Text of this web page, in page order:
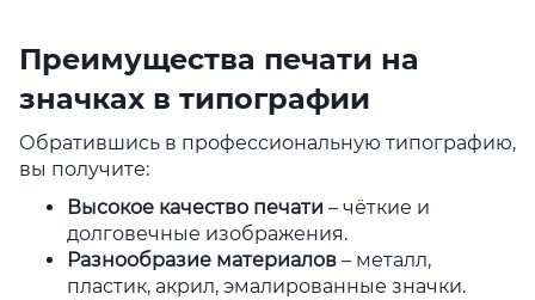
Преимущества печати на
значках в типографии
Обратившись в профессиональную типографию,
вы получите:
Высокое качество печати – чёткие и
долговечные изображения.
Разнообразие материалов – металл,
пластик, акрил, эмалированные значки.